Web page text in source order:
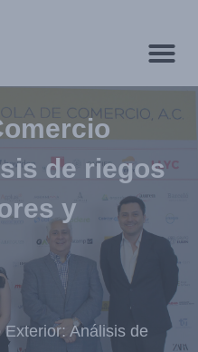
de riegos
y
Análisis de